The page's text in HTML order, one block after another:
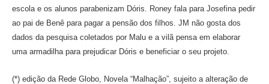
escola e os alunos parabenizam Dóris. Roney fala para Josefina pedir
ao pai de Benê para pagar a pensão dos filhos. JM não gosta dos
dados da pesquisa coletados por Malu e a vilã pensa em elaborar
uma armadilha para prejudicar Dóris e beneficiar o seu projeto.
(*) edição da Rede Globo, Novela “Malhação”, sujeito a alteração de